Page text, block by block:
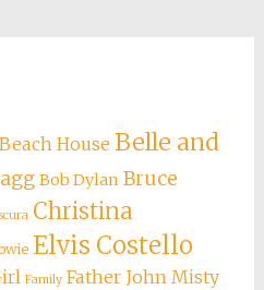
Beach House Belle and
Bob Dylan Bruce
Christina
Elvis Costello
Family Father John Misty